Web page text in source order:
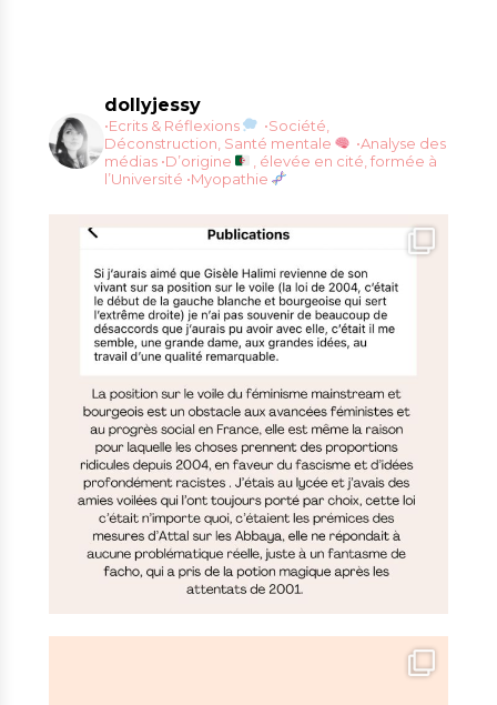
dollyjessy
•Ecrits & Réflexions
•Société,
Déconstruction, Santé mentale
•Analyse des
médias •D’origine
, élevée en cité, formée à
l’Université •Myopathie